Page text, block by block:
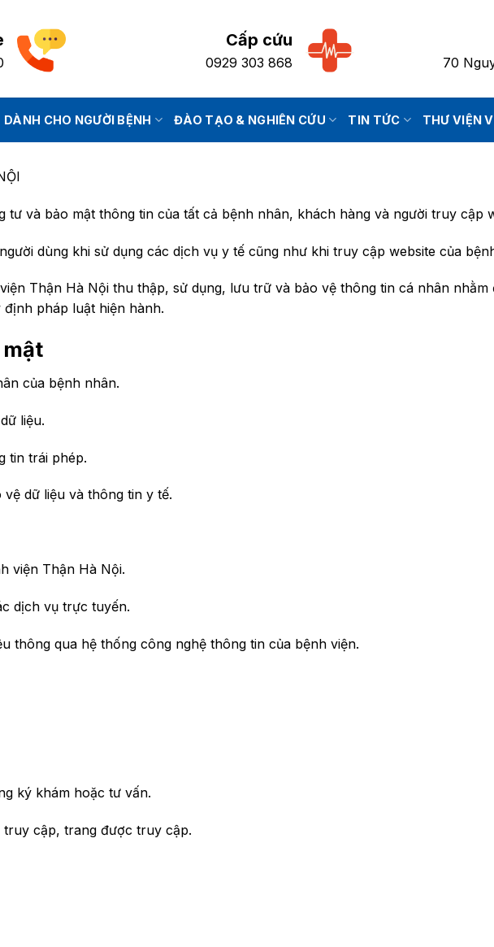
Cấp cứu
0929 303 868 70
DÀNH CHO NGƯỜI BỆNH ĐÀO TẠO & NGHIÊN CỨU TIN TỨC THƯ VIỆN
tư và bảo mật thông tin của tất cả bệnh nhân, khách hàng và người truy cập
dùng khi sử dụng các dịch vụ y tế cũng như khi truy cập website của
Thận Hà Nội thu thập, sử dụng, lưu trữ và bảo vệ thông tin cá nhân nhằm
pháp luật hiện hành.
mật
của bệnh nhân.
liệu.
tin trái phép.
dữ liệu và thông tin y tế.
viện Thận Hà Nội.
dịch vụ trực tuyến.
thông qua hệ thống công nghệ thông tin của bệnh viện.
ký khám hoặc tư vấn.
cập, trang được truy cập.